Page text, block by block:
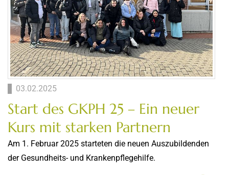
03.02.2025
Start des GKPH 25 – Ein neuer
Kurs mit starken Partnern
Am 1. Februar 2025 starteten die neuen Auszubildenden
der Gesundheits- und Krankenpflegehilfe.